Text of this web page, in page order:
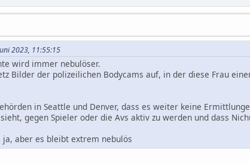
2023, 11:55:15
wird immer nebulöser.
Bilder der polizeilichen Bodycams auf, in der diese Frau
in Seattle und Denver, dass es weiter keine
gegen Spieler oder die Avs aktiv zu werden und dass
aber es bleibt extrem nebulös